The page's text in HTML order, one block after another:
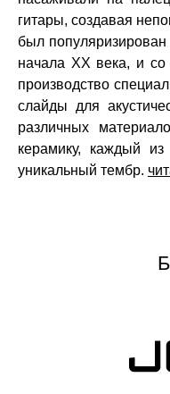
гитары, создавая
был
начала XX века, и
производство
слайды для
различных
керамику, каждый из
уникальный тембр.